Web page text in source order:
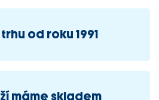
od roku 1991
máme skladem